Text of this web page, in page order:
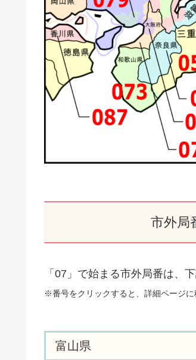
市外局
「07」で始まる市外局番は、
※番号をクリックすると、詳細ページに
富山県